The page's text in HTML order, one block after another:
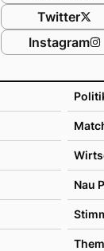
Nau
Twitter
Instagram